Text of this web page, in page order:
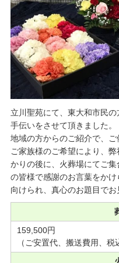
立川聖苑にて、東大和市民
手伝いをさせて頂きました。
地域の方からのご紹介で、ご
ご家族様のご希望により、
かりの後に、火葬場にてご
の皆様で感謝のお言葉をか
向けられ、真心のお題目でお
159,500円
（ご安置代、搬送費用、税